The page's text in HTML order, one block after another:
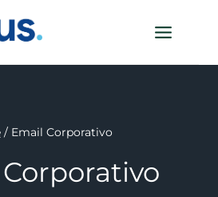
/ Email Corporativo